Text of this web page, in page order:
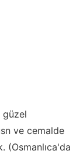
güzel
ve cemalde
(Osmanlıca'da